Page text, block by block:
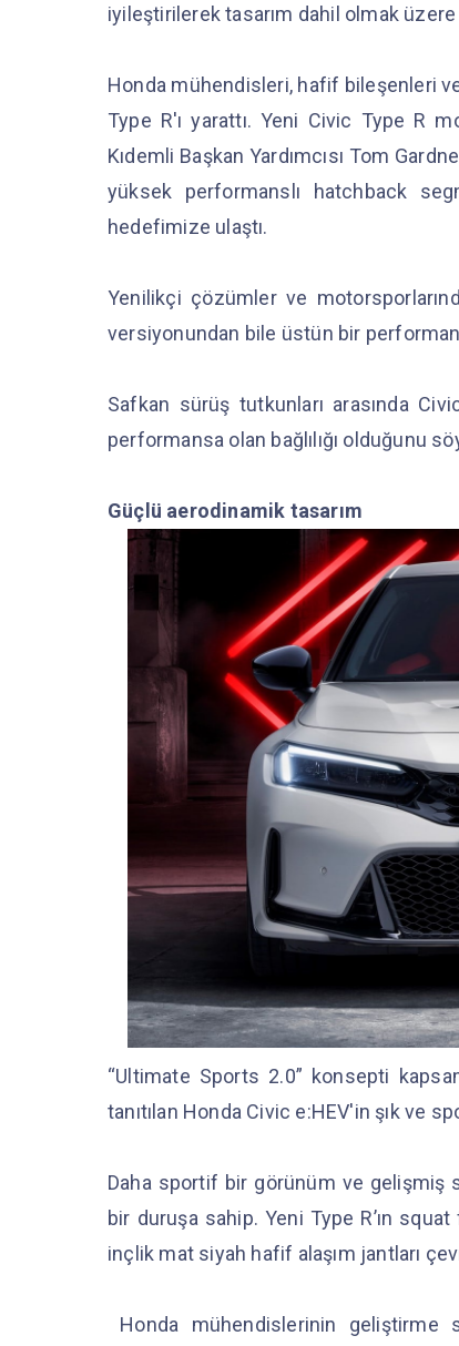
iyileştirilerek tasarım dahil olmak
Honda mühendisleri, hafif bileşenleri
Type R'ı yarattı. Yeni Civic Type R
Kıdemli Başkan Yardımcısı Tom
yüksek performanslı hatchback
hedefimize ulaştı.
Yenilikçi çözümler ve
versiyonundan bile üstün bir
Safkan sürüş tutkunları arasında
performansa olan bağlılığı olduğunu
Güçlü aerodinamik tasarım
“Ultimate Sports 2.0” konsepti
tanıtılan Honda Civic e:HEV'in şık ve
Daha sportif bir görünüm ve gelişmiş
bir duruşa sahip. Yeni Type R’ın
inçlik mat siyah hafif alaşım jantları
Honda mühendislerinin geliştirme